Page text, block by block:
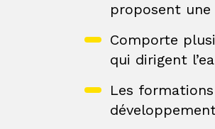
proposent une
Comporte
qui dirigent
Les